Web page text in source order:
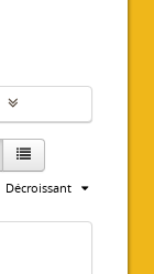
Décroissant